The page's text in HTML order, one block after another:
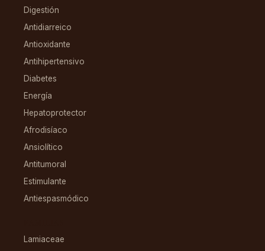
Digestión
Antidiarreico
Antioxidante
Antihipertensivo
Diabetes
Energía
Hepatoprotector
Afrodisíaco
Ansiolítico
Antitumoral
Estimulante
Antiespasmódico
Lamiaceae